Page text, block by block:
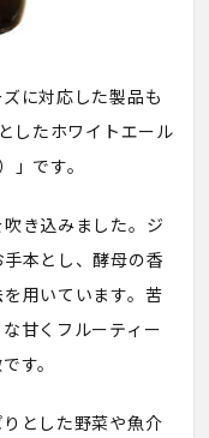
に対応した製品も
したホワイトエール
です。
き込みました。ジ
本とし、酵母の香
用いています。苦
甘くフルーティー
す。
とした野菜や魚介